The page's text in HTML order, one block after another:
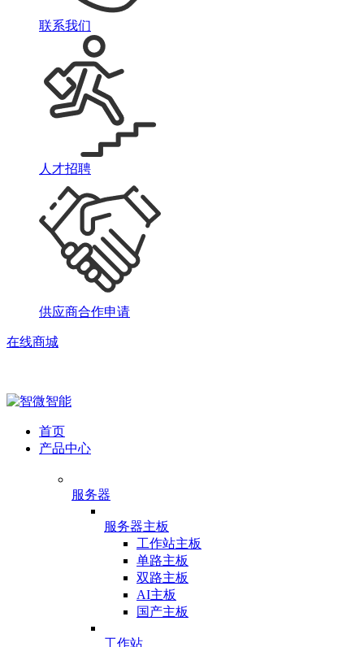
联系我们
人才招聘
供应商合作申请
在线商城
首页
产品中心
服务器
服务器主板
工作站主板
单路主板
双路主板
AI主板
国产主板
工作站